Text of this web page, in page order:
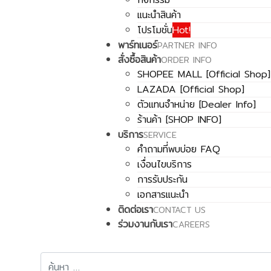
แนะนำสินค้า
โปรโมชั่นHot!
พาร์ทเนอร์PARTNER INFO
สั่งซื้อสินค้าORDER INFO
SHOPEE MALL [Official Shop]
LAZADA [Official Shop]
ตัวแทนจำหน่าย [Dealer Info]
ร้านค้า [SHOP INFO]
บริการSERVICE
คำถามที่พบบ่อย FAQ
เงื่อนไขบริการ
การรับประกัน
เอกสารแนะนำ
ติดต่อเราCONTACT US
ร่วมงานกับเราCAREERS
การค้นหา